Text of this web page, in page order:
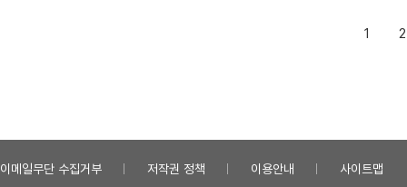
1 2
이메일무단 수집거부 저작권 정책 이용안내 사이트맵